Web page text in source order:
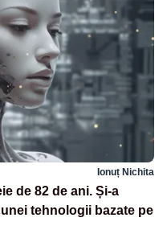
Ionuț Nichita
de 82 de ani. Și-a
tehnologii bazate pe